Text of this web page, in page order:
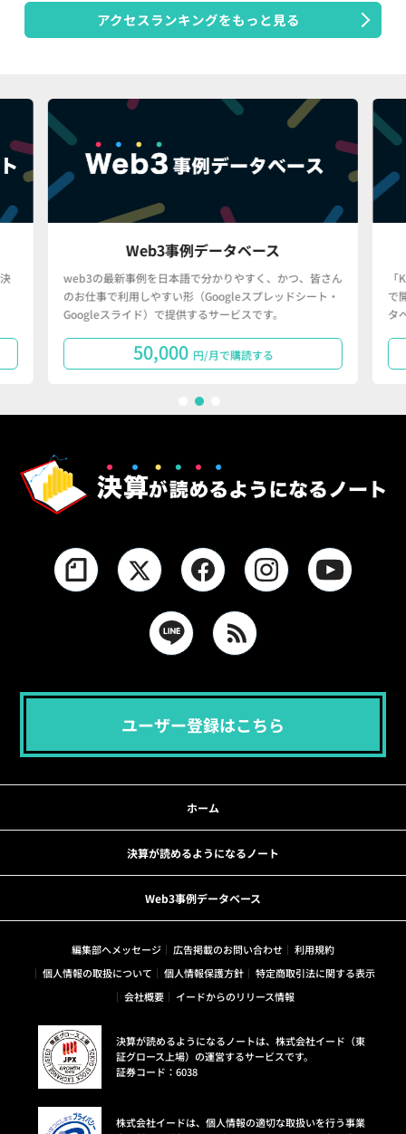
アクセスランキングをもっと見る
Web3事例データベース
web3の最新事例を日本語で分かりやすく、かつ、皆さん
のお仕事で利用しやすい形（Googleスプレッドシート・
Googleスライド）で提供するサービスです。
50,000 円/月で購読する
で
タ
ユーザー登録はこちら
ホーム
決算が読めるようになるノート
Web3事例データベース
編集部へメッセージ 広告掲載のお問い合わせ
利用規約
個人情報の取扱について
個人情報保護方針
特定商取引法に関する表示
会社概要
イードからのリリース情報
決算が読めるようになるノートは、株式会社イード（東
証グロース上場）の運営するサービスです。
証券コード：6038
株式会社イードは、個人情報の適切な取扱いを行う事業